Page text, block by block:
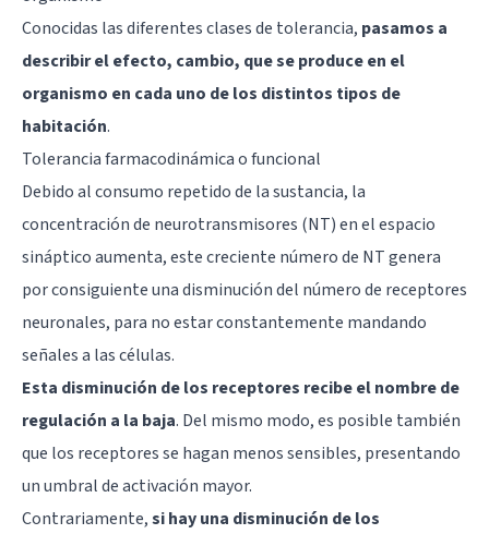
Conocidas las diferentes clases de tolerancia, pasamos a
describir el efecto, cambio, que se produce en el
organismo en cada uno de los distintos tipos de
habitación.
Tolerancia farmacodinámica o funcional
Debido al consumo repetido de la sustancia, la
concentración de neurotransmisores (NT) en elespacio
sinápticoaumenta, este creciente número de NT genera
por consiguiente una disminución del número de receptores
neuronales, para no estar constantemente mandando
señales a las células.
Esta disminución de los receptores recibe el nombre de
regulación a la baja. Del mismo modo, es posible también
que los receptores se hagan menos sensibles, presentando
un umbral de activación mayor.
Contrariamente,si hay una disminución de los